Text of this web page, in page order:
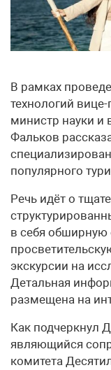
В рамках
технологий
министр науки и
Фальков
популярного
Речь идёт о
в себя обширную
экскурсии на
Детальная
размещена на
Как подчеркнул
являющийся
комитета